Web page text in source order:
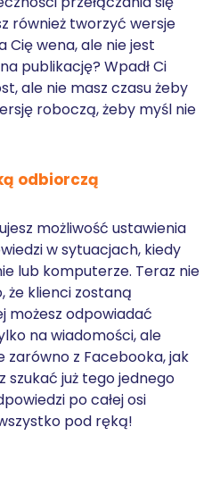
również tworzyć wersje
Cię wena, ale nie jest
publikację? Wpadł Ci
ale nie masz czasu żeby
roboczą, żeby myśl nie
odbiorczą
możliwość ustawienia
w sytuacjach, kiedy
lub komputerze. Teraz nie
że klienci zostaną
możesz odpowiadać
na wiadomości, ale
z Facebooka, jak
szukać już tego jednego
po całej osi
pod ręką!